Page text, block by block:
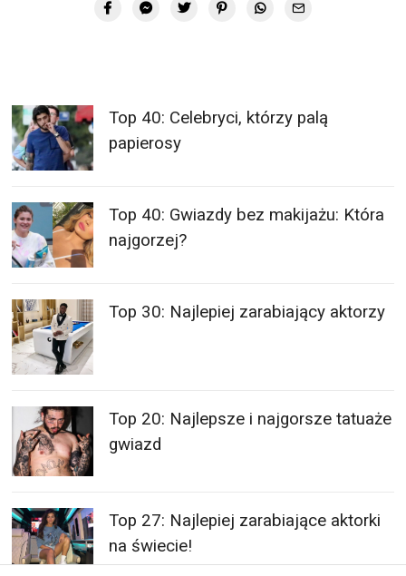
Top 40: Celebryci, którzy palą
papierosy
Top 40: Gwiazdy bez makijażu: Która
najgorzej?
Top 30: Najlepiej zarabiający aktorzy
Top 20: Najlepsze i najgorsze tatuaże
gwiazd
Top 27: Najlepiej zarabiające aktorki
na świecie!